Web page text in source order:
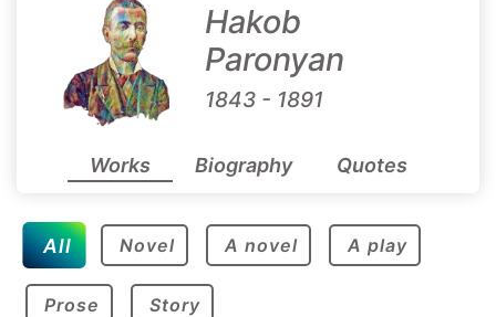
Hakob
Paronyan
1843 - 1891
Works Biography Quotes
All Novel A novel A play
Prose Story